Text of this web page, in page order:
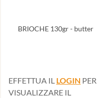
BRIOCHE 130gr - butter
EFFETTUA IL LOGIN PER
VISUALIZZARE IL